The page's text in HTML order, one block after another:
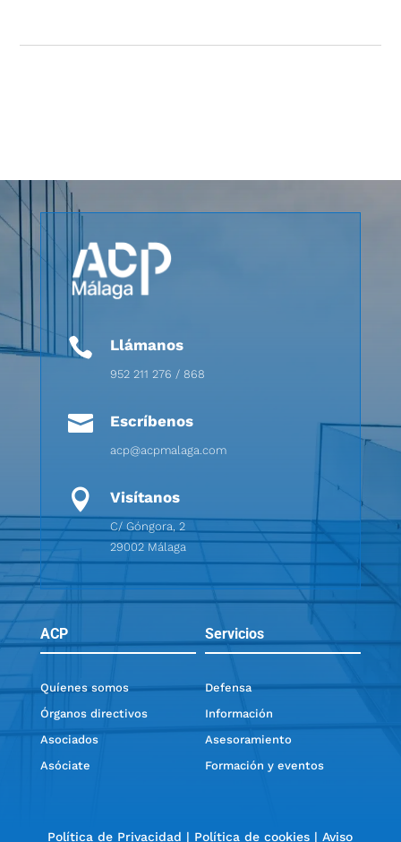
 Llámanos
952 211 276 / 868
 Escríbenos
acp@acpmalaga.com
 Visítanos
C/ Góngora, 2
29002 Málaga
ACP Servicios
Quíenes somos
Órganos directivos
Asociados
Asóciate
Defensa
Información
Asesoramiento
Formación y eventos
Política de Privacidad | Política de cookies | Aviso